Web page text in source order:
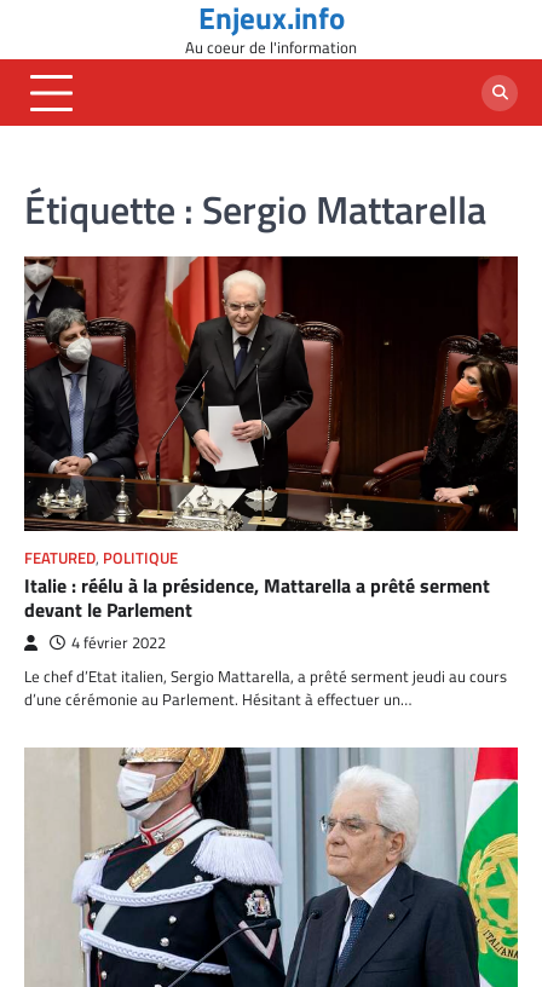
content
Enjeux.info
Au coeur de l'information
Étiquette : Sergio Mattarella
FEATURED, POLITIQUE
Italie : réélu à la présidence, Mattarella a prêté serment
devant le Parlement
4 février 2022
Le chef d’Etat italien, Sergio Mattarella, a prêté serment jeudi au cours
d’une cérémonie au Parlement. Hésitant à effectuer un…